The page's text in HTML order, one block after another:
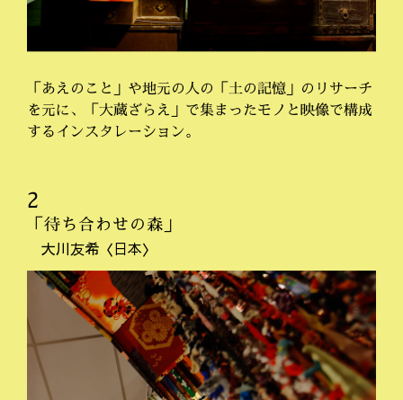
「あえのこと」や地元の人の「土の記憶」のリサーチ
を元に、「大蔵ざらえ」で集まったモノと映像で構成
するインスタレーション。
2
「待ち合わせの森」
大川友希〈日本〉